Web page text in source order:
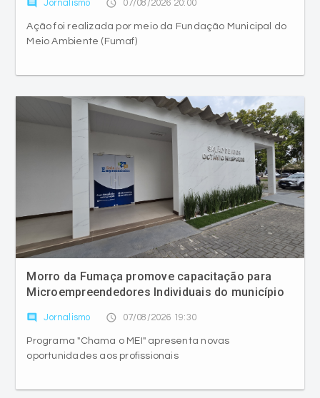
comment Jornalismo access_time 07/08/2026 20:00
Ação foi realizada por meio da Fundação Municipal do
Meio Ambiente (Fumaf)
Morro da Fumaça promove capacitação para
Microempreendedores Individuais do município
comment Jornalismo access_time 07/08/2026 19:30
Programa "Chama o MEI" apresenta novas
oportunidades aos profissionais